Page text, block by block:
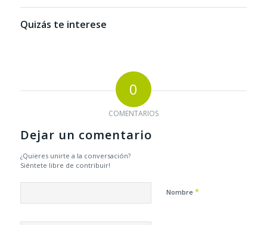
Quizás te interese
0
COMENTARIOS
Dejar un comentario
¿Quieres unirte a la conversación?
Siéntete libre de contribuir!
Nombre *